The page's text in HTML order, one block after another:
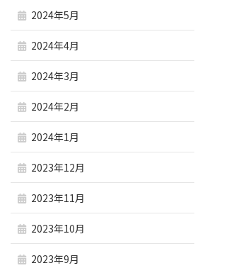
2024年5月
2024年4月
2024年3月
2024年2月
2024年1月
2023年12月
2023年11月
2023年10月
2023年9月